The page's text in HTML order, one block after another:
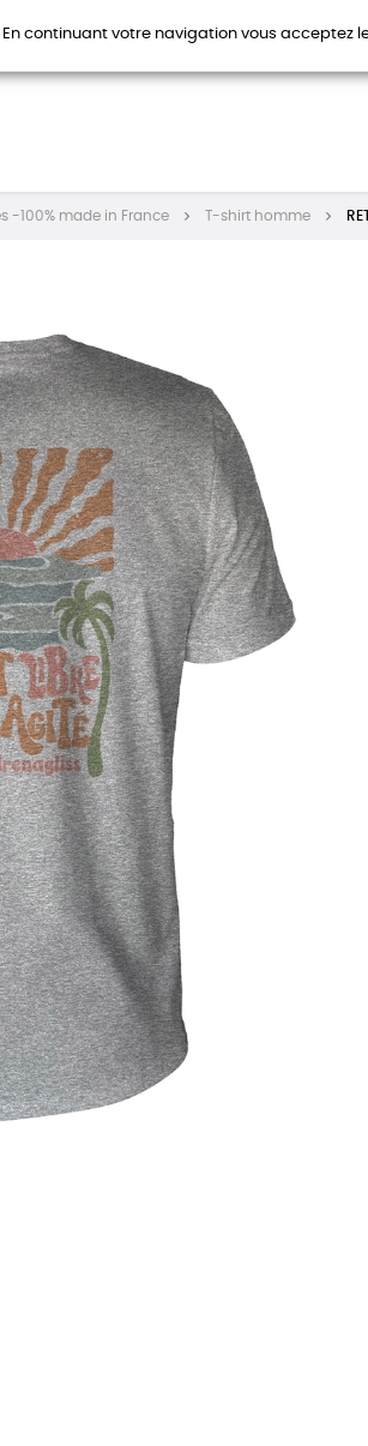
HOMMES FEMMES
-100% made in France T-shirt homme
continuant votre navigation vous acceptez